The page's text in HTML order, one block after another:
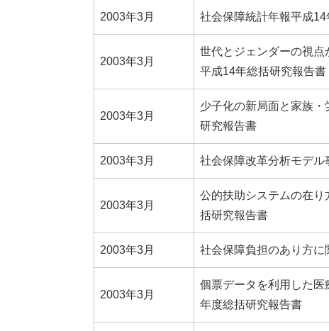
2003年3月 社会保障統計年報平成14
2003年3月
世代とジェンダーの視
平成14年総括研究報告書
2003年3月
少子化の新局面と家族
研究報告書
2003年3月 社会保障改革分析モデ
2003年3月
公的扶助システムの在
括研究報告書
2003年3月 社会保障負担のあり方
2003年3月
個票データを利用した
年度総括研究報告書